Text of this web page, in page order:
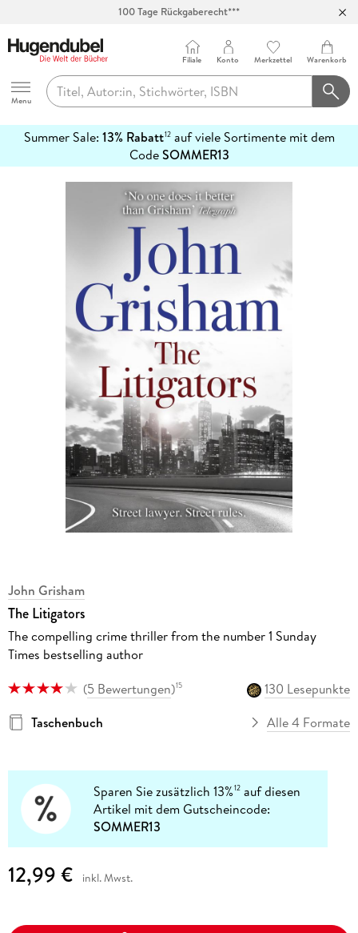
100 Tage Rückgaberecht***
Hugendubel
Menu
Filiale Konto Merkzettel Warenkorb
Summer Sale: 13% Rabatt12auf viele Sortimente mit dem
CodeSOMMER13
erfahren
John Grisham
The Litigators
The compelling crime thriller from the number 1 Sunday
Times bestselling author
(5 Bewertungen)15
130 Lesepunkte
Taschenbuch
Alle 4 Formate
Sparen Sie zusätzlich 13%12 auf diesen
Artikel mit dem Gutscheincode:
SOMMER13
12,99 € inkl. Mwst.